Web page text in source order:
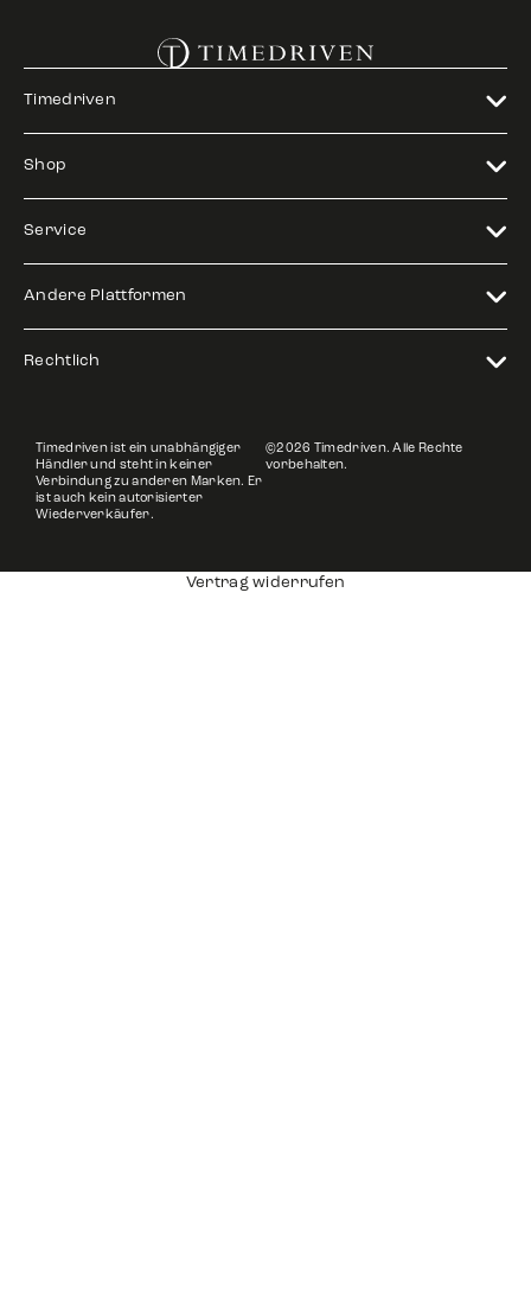
Timedriven
Shop
Service
Andere Plattformen
Rechtlich
Timedriven ist ein unabhängiger
Händler und steht in keiner
Verbindung zu anderen Marken. Er
ist auch kein autorisierter
Wiederverkäufer.
©2026 Timedriven. Alle Rechte
vorbehalten.
Vertrag widerrufen